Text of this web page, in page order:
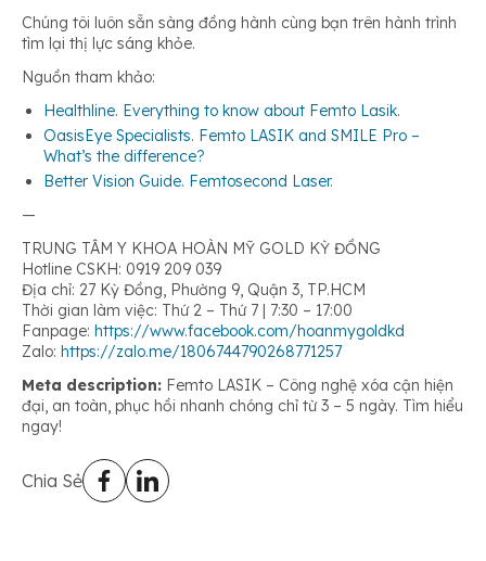
Chúng tôi luôn sẵn sàng đồng hành cùng bạn trên hành trình
tìm lại thị lực sáng khỏe.
Nguồn tham khảo:
Healthline. Everything to know about Femto Lasik.
OasisEye Specialists. Femto LASIK and SMILE Pro –
What’s the difference?
Better Vision Guide. Femtosecond Laser.
—
TRUNG TÂM Y KHOA HOÀN MỸ GOLD KỲ ĐỒNG
Hotline CSKH: 0919 209 039
Địa chỉ: 27 Kỳ Đồng, Phường 9, Quận 3, TP.HCM
Thời gian làm việc: Thứ 2 – Thứ 7 | 7:30 – 17:00
Fanpage: https://www.facebook.com/hoanmygoldkd
Zalo: https://zalo.me/1806744790268771257
Meta description: Femto LASIK – Công nghệ xóa cận hiện
đại, an toàn, phục hồi nhanh chóng chỉ từ 3 – 5 ngày. Tìm hiểu
ngay!
Chia Sẻ